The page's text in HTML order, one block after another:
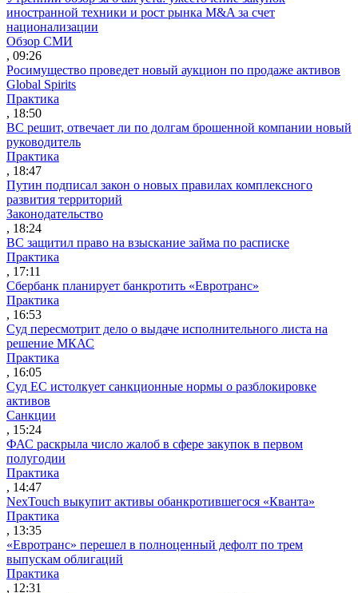
иностранной техники и рост рынка M&A за счет
национализации
Обзор СМИ
, 09:26
Росимущество проведет новый аукцион по продаже активов
Global Spirits
Практика
, 18:50
ВС решит, отвечает ли по долгам брошенной компании новый
руководитель
Практика
, 18:47
Путин подписал закон о новых правилах комплексного
развития территорий
Законодательство
, 18:24
ВС защитил право на взыскание займа по расписке
Практика
, 17:11
Сбербанк планирует банкротить «Евротранс»
Практика
, 16:53
Суд пересмотрит дело о выдаче исполнительного листа на
решение МКАС
Практика
, 16:05
Суд ЕС истолкует санкционные нормы о разблокировке
активов
Санкции
, 15:24
ФАС раскрыла число жалоб в сфере закупок в первом
полугодии
Практика
, 14:47
NexTouch выкупит активы обанкротившегося «Кванта»
Практика
, 13:35
«Евротранс» перешел в полноценный дефолт по трем
выпускам облигаций
Практика
, 12:31